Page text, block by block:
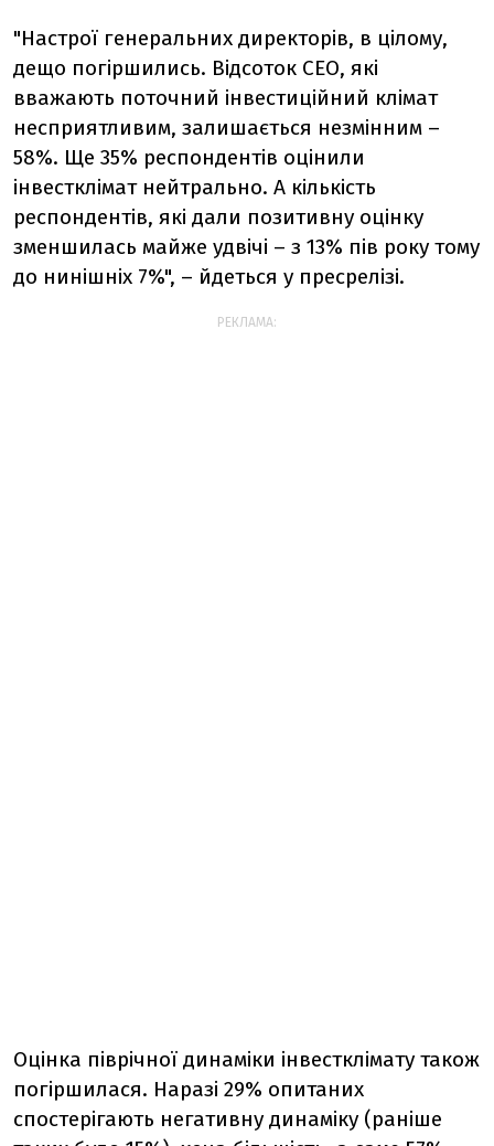
"Настрої генеральних директорів, в цілому,
дещо погіршились. Відсоток CEO, які
вважають поточний інвестиційний клімат
несприятливим, залишається незмінним –
58%. Ще 35% респондентів оцінили
інвестклімат нейтрально. А кількість
респондентів, які дали позитивну оцінку
зменшилась майже удвічі – з 13% пів року тому
до нинішніх 7%", – йдеться у пресрелізі.
РЕКЛАМА:
Оцінка піврічної динаміки інвестклімату також
погіршилася. Наразі 29% опитаних
спостерігають негативну динаміку (раніше